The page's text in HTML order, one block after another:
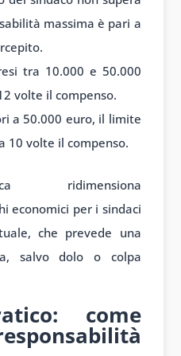
massima è pari a
tra 10.000 e 50.000
volte il compenso.
a 50.000 euro, il limite
10 volte il compenso.
ridimensiona
economici per i sindaci
che prevede una
salvo dolo o colpa
come